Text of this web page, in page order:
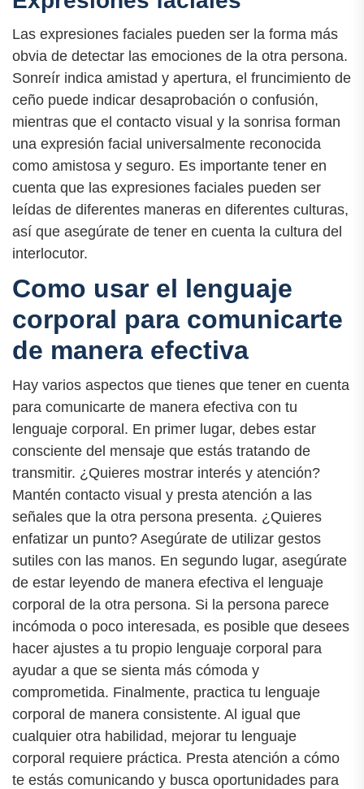
Las expresiones faciales pueden ser la forma más
obvia de detectar las emociones de la otra persona.
Sonreír indica amistad y apertura, el fruncimiento de
ceño puede indicar desaprobación o confusión,
mientras que el contacto visual y la sonrisa forman
una expresión facial universalmente reconocida
como amistosa y seguro. Es importante tener en
cuenta que las expresiones faciales pueden ser
leídas de diferentes maneras en diferentes culturas,
así que asegúrate de tener en cuenta la cultura del
interlocutor.
Como usar el lenguaje
corporal para comunicarte
de manera efectiva
Hay varios aspectos que tienes que tener en cuenta
para comunicarte de manera efectiva con tu
lenguaje corporal. En primer lugar, debes estar
consciente del mensaje que estás tratando de
transmitir. ¿Quieres mostrar interés y atención?
Mantén contacto visual y presta atención a las
señales que la otra persona presenta. ¿Quieres
enfatizar un punto? Asegúrate de utilizar gestos
sutiles con las manos. En segundo lugar, asegúrate
de estar leyendo de manera efectiva el lenguaje
corporal de la otra persona. Si la persona parece
incómoda o poco interesada, es posible que desees
hacer ajustes a tu propio lenguaje corporal para
ayudar a que se sienta más cómoda y
comprometida. Finalmente, practica tu lenguaje
corporal de manera consistente. Al igual que
cualquier otra habilidad, mejorar tu lenguaje
corporal requiere práctica. Presta atención a cómo
te estás comunicando y busca oportunidades para